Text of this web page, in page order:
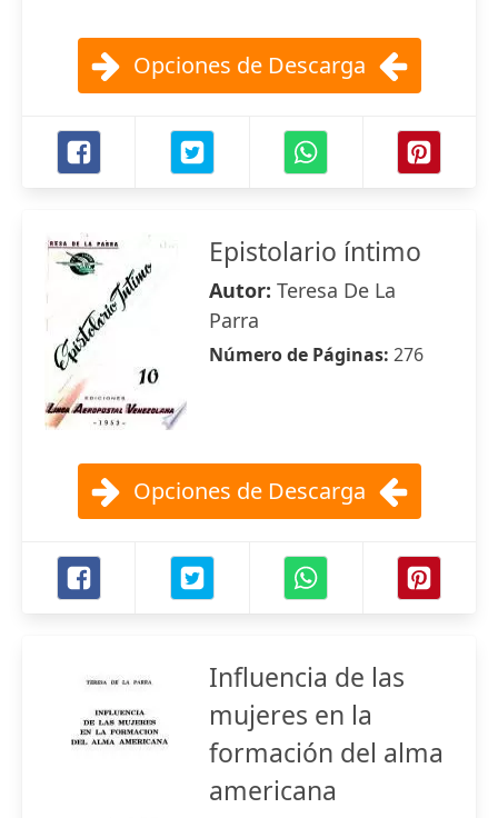
Opciones de Descarga
Epistolario íntimo
Autor: Teresa De La
Parra
Número de Páginas: 276
Opciones de Descarga
Influencia de las
mujeres en la
formación del alma
americana